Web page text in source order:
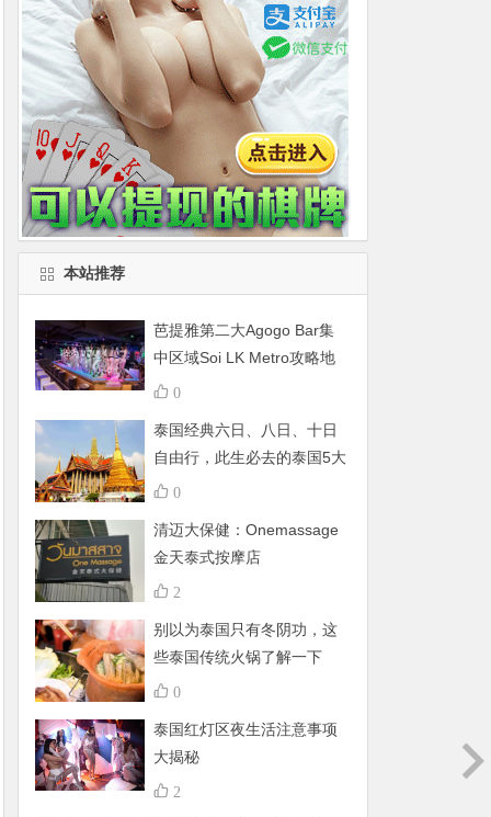
本站推荐
芭提雅第二大Agogo Bar集
中区域Soi LK Metro攻略地
图 0
泰国经典六日、八日、十日
自由行，此生必去的泰国5大
景点
0
清迈大保健：Onemassage
金天泰式按摩店
2
别以为泰国只有冬阴功，这
些泰国传统火锅了解一下
0
泰国红灯区夜生活注意事项
大揭秘
2